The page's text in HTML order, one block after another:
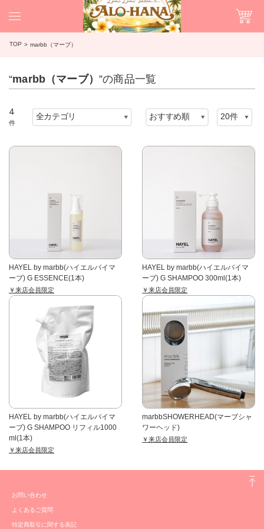
TOP marbb（マーブ）
“marbb（マーブ） ”の商品一覧
4
件
HAYEL by marbb(ハイエルバイマ
ーブ) G ESSENCE(1本)
￥来店会員限定
HAYEL by marbb(ハイエルバイマ
ーブ) G SHAMPOO 300ml(1本)
￥来店会員限定
HAYEL by marbb(ハイエルバイマ
ーブ) G SHAMPOO リフィル1000
ml(1本)
￥来店会員限定
marbbSHOWERHEAD(マーブシャ
ワーヘッド)
￥来店会員限定
お問い合わせ
よくあるご質問
特定商取引に関する表記